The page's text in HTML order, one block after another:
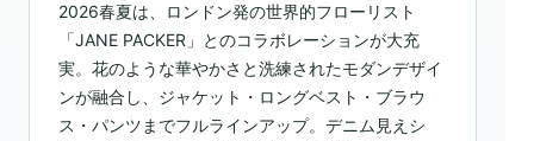
2026春夏は、ロンドン発の世界的フローリスト
「JANE PACKER」とのコラボレーションが大充
実。花のような華やかさと洗練されたモダンデザイ
ンが融合し、ジャケット・ロングベスト・ブラウ
ス・パンツまでフルラインアップ。デニム見えシ